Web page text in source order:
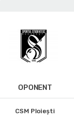
OPONENT
CSM Ploiești